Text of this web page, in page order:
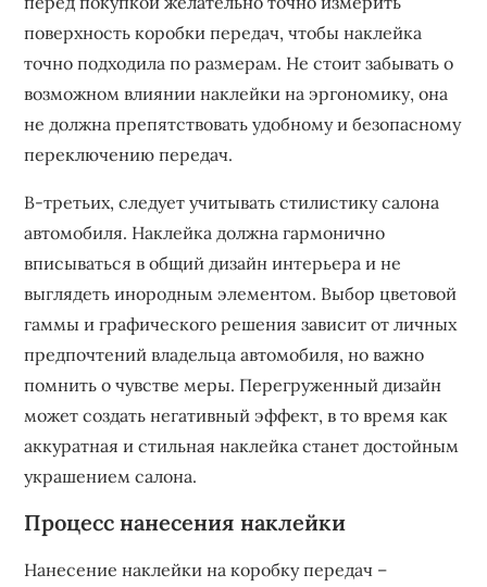
поверхность коробки передач, чтобы наклейка
точно подходила по размерам. Не стоит забывать о
возможном влиянии наклейки на эргономику, она
не должна препятствовать удобному и безопасному
переключению передач.
В-третьих, следует учитывать стилистику салона
автомобиля. Наклейка должна гармонично
вписываться в общий дизайн интерьера и не
выглядеть инородным элементом. Выбор цветовой
гаммы и графического решения зависит от личных
предпочтений владельца автомобиля, но важно
помнить о чувстве меры. Перегруженный дизайн
может создать негативный эффект, в то время как
аккуратная и стильная наклейка станет достойным
украшением салона.
Процесс нанесения наклейки
Нанесение наклейки на коробку передач –